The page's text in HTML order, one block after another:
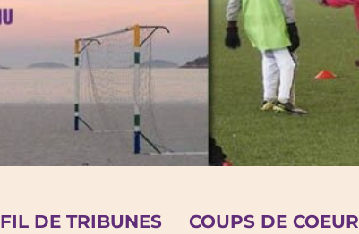
FIL DE TRIBUNES COUPS DE COEUR